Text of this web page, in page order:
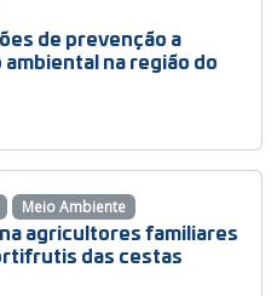
de prevenção a
na região do
agricultores familiares
das cestas
Meio Ambiente